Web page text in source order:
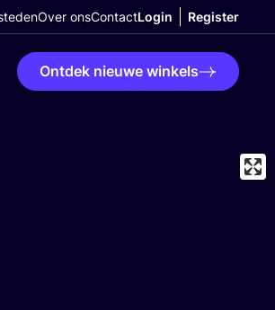
Over onsContactLogin Register
Ontdek nieuwe winkels